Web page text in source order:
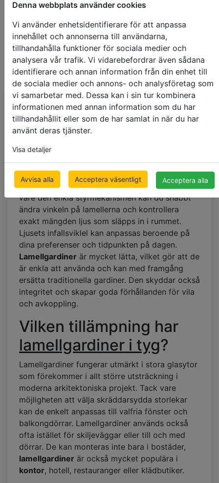
Denna webbplats använder cookies
Vi använder enhetsidentifierare för att anpassa
innehållet och annonserna till användarna,
tillhandahålla funktioner för sociala medier och
analysera vår trafik. Vi vidarebefordrar även sådana
identifierare och annan information från din enhet till
de sociala medier och annons- och analysföretag som
vi samarbetar med. Dessa kan i sin tur kombinera
informationen med annan information som du har
tillhandahållit eller som de har samlat in när du har
använt deras tjänster.
Visa detaljer
Avvisa alla Acceptera väsentligt Acceptera alla
Vad kännetecknar
lamellgardiner i tyg
Lamellgardiner i tyg
vertikala gardiner), till skillnad från
mörkläggande gardiner, skyddar mot solstrålar
genom att skapa en effekt av ljusspridning. Tack
vare den enkla styrmekanismen kan du snabbt
ändra vinkeln på lamellerna och kontrollera
exakt mängden ljus som släpps in i rummet.
Ljusets infallsviklel kan anpassas beroende på
dina preferenser och tidpunkten på dagen.
Lamellgardiner är mycket lätta, vilket gör att de
är enkla att använda och kan med framgång
ersätta traditionella gardiner. Den skyddar också
integritet och skapar goda förhållanden för vila
och avkoppling.
Vilken tillämpning har
lamellgardiner i tyg?
Lamellgardiner fungerar utmärkt i stora glasytor
som förekommer i allt större utsträckning i
moderna arkitektoniska projekt. Tack vare
möjligheten att välja skräddarsydda storlekar
kan de enkelt anpassas till valfria fönster och
balkongdörrar. Lamellgardiner används också
ofta istället för skiljeväggar eller till och med
dörrar. De kan monteras inte bara i bostäder,
lamellgardiner är också mycket populära i
kontor, hotell, restauranger eller klädbutiker.